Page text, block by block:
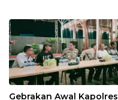
Gebrakan Awal Kapolres